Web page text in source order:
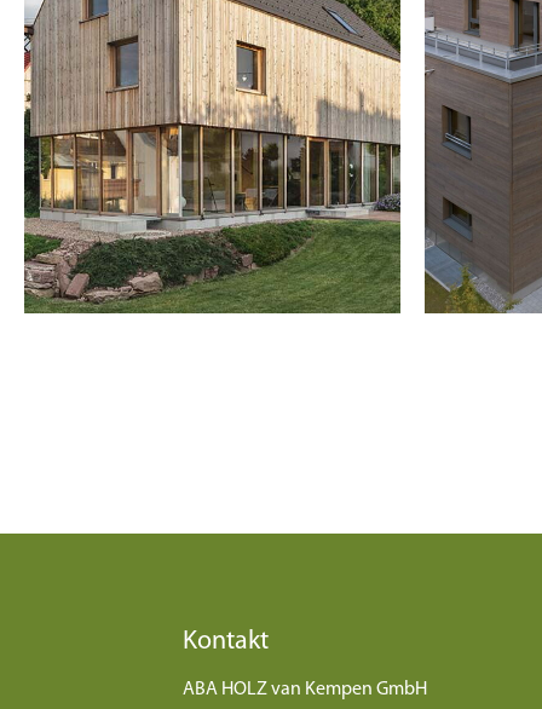
Kontakt
ABA HOLZ van Kempen GmbH